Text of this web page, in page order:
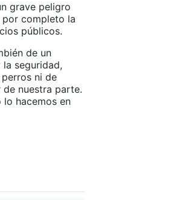
grave peligro
por completo la
públicos.
de un
seguridad,
ni de
de nuestra parte.
lo hacemos en